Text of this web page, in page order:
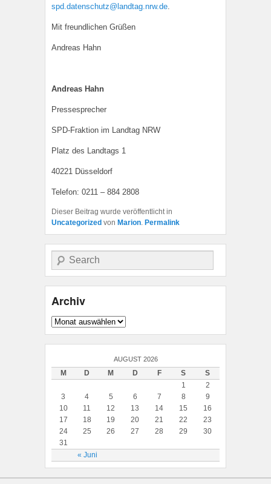
spd.datenschutz@landtag.nrw.de.
Mit freundlichen Grüßen
Andreas Hahn
Andreas Hahn
Pressesprecher
SPD-Fraktion im Landtag NRW
Platz des Landtags 1
40221 Düsseldorf
Telefon: 0211 – 884 2808
Dieser Beitrag wurde veröffentlicht in
Uncategorized von Marion. Permalink
Suche
Archiv
Archiv
AUGUST 2026
M D M D F S S
« Juni
1
2
3
4 5 6 7 8
9
10
11 12 13 14 15
16
17
18 19 20 21 22
23
24
25 26 27 28 29
30
31